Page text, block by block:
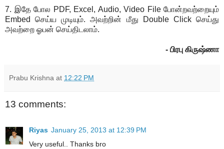
7. இதே போல PDF, Excel, Audio, Video File போன்றவற்றையும்
Embed செய்ய முடியும். அவற்றின் மீது Double Click செய்து
அவற்றை ஓபன் செய்திடலாம்.
- பிரபு கிருஷ்ணா
Prabu Krishna at 12:22 PM
13 comments:
Riyas January 25, 2013 at 12:39 PM
Very useful.. Thanks bro